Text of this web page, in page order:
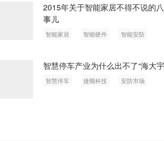
2015年关于智能家居不得不说的
事儿
智能家居 智能硬件 智能安防
智慧停车产业为什么出不了“海大
智慧停车 捷顺科技 安防市场